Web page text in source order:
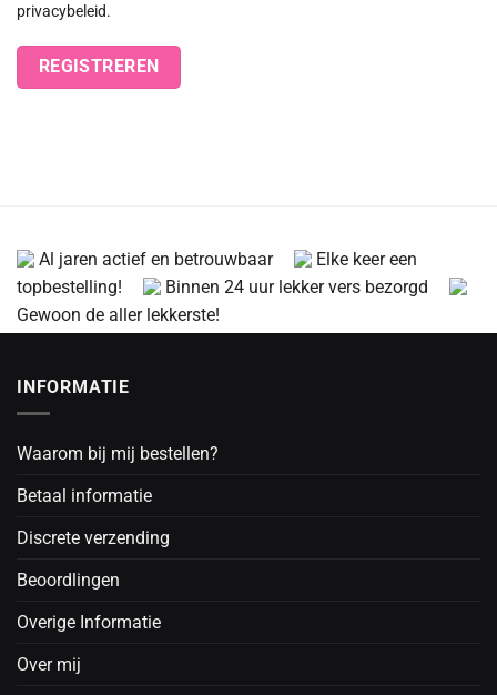
privacybeleid.
REGISTREREN
Al jaren actief en betrouwbaar
Elke keer een
topbestelling!
Binnen 24 uur lekker vers bezorgd
Gewoon de aller lekkerste!
INFORMATIE
Waarom bij mij bestellen?
Betaal informatie
Discrete verzending
Beoordlingen
Overige Informatie
Over mij